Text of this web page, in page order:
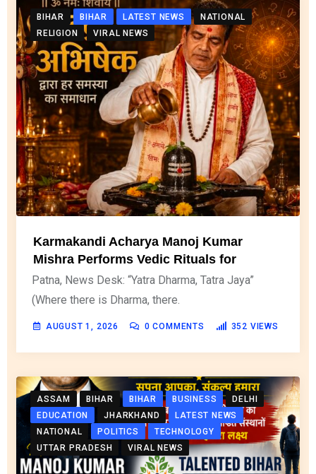
BIHAR BIHAR LATEST NEWS
NATIONAL
RELIGION
VIRAL NEWS
Karmakandi Acharya Manoj Kumar
Mishra Performs Vedic Rituals for
Patna, News Desk: “Yatra Dharma, Tatra Jaya”
(Where there is Dharma, there.
AUGUST 1, 2026 0 COMMENTS 352 VIEWS
ASSAM BIHAR BIHAR BUSINESS
DELHI
EDUCATION
JHARKHAND
LATEST NEWS
NATIONAL
POLITICS
TECHNOLOGY
UTTAR PRADESH
VIRAL NEWS